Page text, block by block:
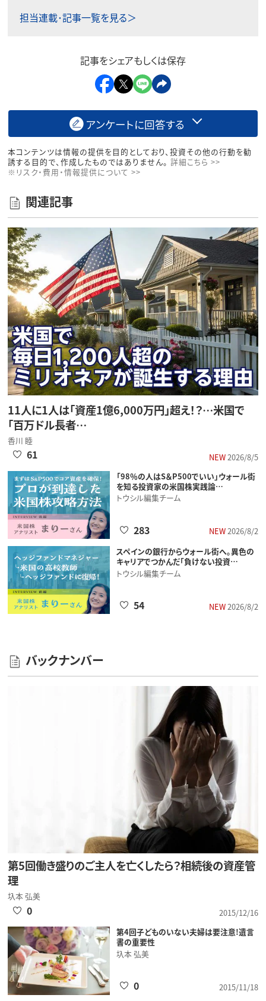
担当連載･記事一覧を見る＞
記事をシェアもしくは保存
アンケートに回答する
本コンテンツは情報の提供を目的としており、投資その他の行動を勧
誘する目的で、作成したものではありません。 詳細こちら >>
※リスク・費用・情報提供について >>
関連記事
11人に1人は「資産1億6,000万円」超え！？…米国で
「百万ドル長者…
香川 睦
NEW2026/8/5
61
「98％の人はS＆P500でいい」ウォール街
を知る投資家の米国株実践論…
トウシル編集チーム
NEW2026/8/2
283
スペインの銀行からウォール街へ。異色の
キャリアでつかんだ「負けない投資…
トウシル編集チーム
NEW2026/8/2
54
バックナンバー
第5回働き盛りのご主人を亡くしたら？相続後の資産管
理
圦本 弘美
2015/12/16
0
第4回子どものいない夫婦は要注意!遺言
書の重要性
圦本 弘美
2015/11/18
0